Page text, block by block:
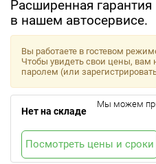
Расширенная
в нашем автосервисе.
Вы работаете в гостевом
Чтобы увидеть свои цены, вам
паролем (или
Нет на складе
Мы можем
Посмотреть цены и сроки